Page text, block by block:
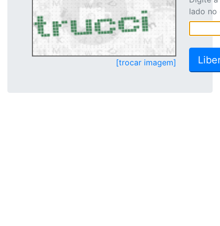
[trocar imagem]
lado no